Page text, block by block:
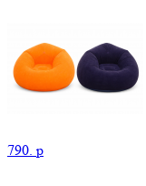
790. p